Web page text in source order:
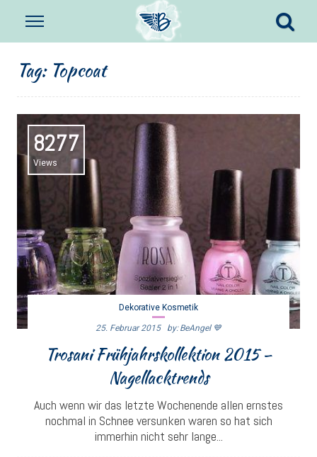
Tag:Topcoat
8277
Views
Dekorative Kosmetik
25. Februar 2015 By: BeAngel 💙
Trosani Frühjahrskollektion 2015 –
Nagellacktrends
Auch wenn wir das letzte Wochenende allen ernstes
nochmal in Schnee versunken waren so hat sich
immerhin nicht sehr lange...